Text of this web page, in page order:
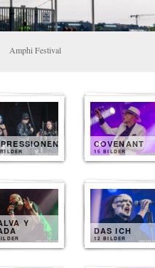
Amphi Festival
COVENANT
15 BILDER
Y
DAS ICH
12 BILDER